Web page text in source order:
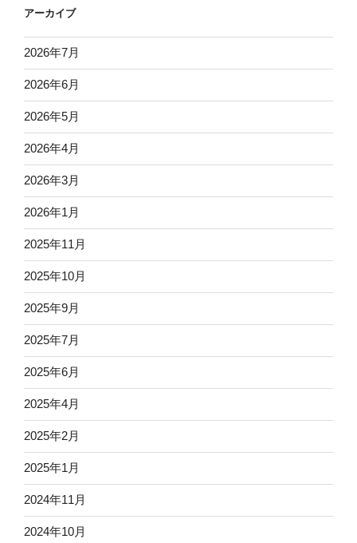
アーカイブ
2026年7月
2026年6月
2026年5月
2026年4月
2026年3月
2026年1月
2025年11月
2025年10月
2025年9月
2025年7月
2025年6月
2025年4月
2025年2月
2025年1月
2024年11月
2024年10月